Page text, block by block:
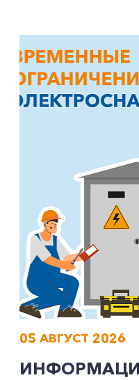
Заказать обратный
05 АВГУСТ 2026